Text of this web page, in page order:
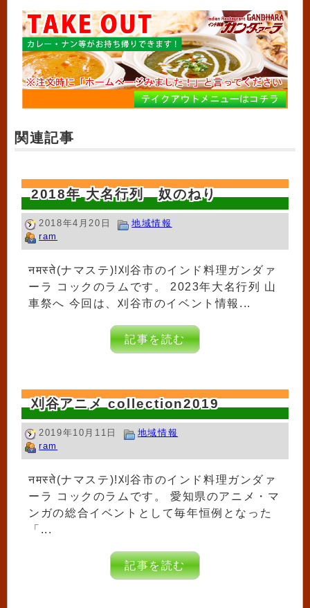
関連記事
2018年 大名行列 奴のねり
2018年4月20日
地域情報
ram
नमस्ते(ナマステ)!刈谷市のインド料理ガンダァ
ーラ コックのラムです。 2023年大名行列 山
車祭へ 今回は、刈谷市のイベント情報...
記事を読む
刈谷アニメ collection2019
2019年10月11日
地域情報
ram
नमस्ते(ナマステ)!刈谷市のインド料理ガンダァ
ーラ コックのラムです。 愛知県のアニメ・マ
ンガの総合イベントとして毎年恒例となった
「...
記事を読む